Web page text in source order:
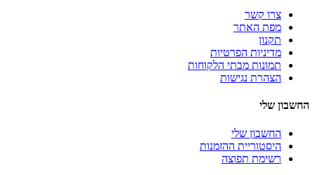
צרו קשר
מפת האתר
תקנון
מדיניות הפרטיות
תמונות מבתי הלקוחות
הצהרת נגישות
החשבון שלי
החשבון שלי
היסטוריית ההזמנות
רשימת תפוצה